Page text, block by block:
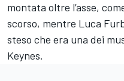
montata oltre l’asse,
scorso, mentre Luca
steso che era una dei
Keynes.